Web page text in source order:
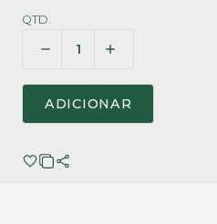
QTD.
ADICIONAR